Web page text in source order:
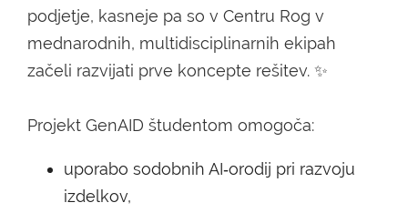
podjetje, kasneje pa so v Centru Rog v
mednarodnih, multidisciplinarnih ekipah
začeli razvijati prve koncepte rešitev. ✨
Projekt GenAID študentom omogoča:
uporabo sodobnih AI‑orodij pri razvoju
izdelkov,